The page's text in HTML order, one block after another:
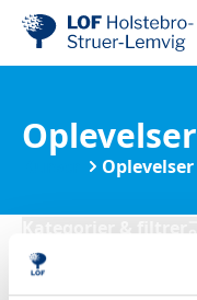
Oplevelser
Oplevelser
Kategorier & filtrer